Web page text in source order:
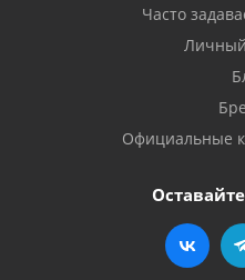
Часто
Официальные